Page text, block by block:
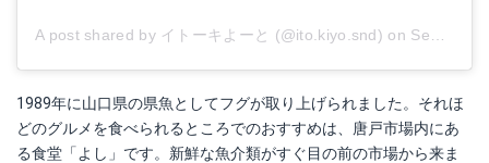
A post shared by イトーキよーと (@ito.kiyo.snd) on Sep 20, 2018 at 5:18pm PDT
1989年に山口県の県魚としてフグが取り上げられました。それほ
どのグルメを食べられるところでのおすすめは、唐戸市場内にあ
る食堂「よし」です。新鮮な魚介類がすぐ目の前の市場から来ま